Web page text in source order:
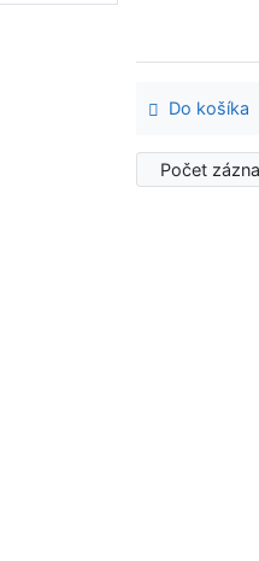
Do košíka
Počet